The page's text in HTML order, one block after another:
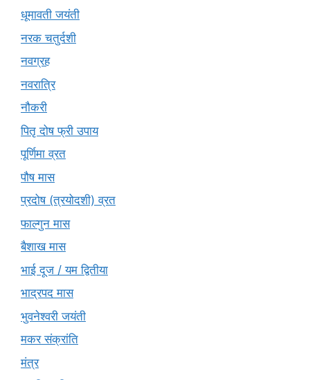
धूमावती जयंती
नरक चतुर्दशी
नवग्रह
नवरात्रि
नौकरी
पितृ दोष फ्री उपाय
पूर्णिमा व्रत
पौष मास
प्रदोष (त्रयोदशी) व्रत
फाल्गुन मास
बैशाख मास
भाई दूज / यम द्वितीया
भाद्रपद मास
भुवनेश्वरी जयंती
मकर संक्रांति
मंत्र